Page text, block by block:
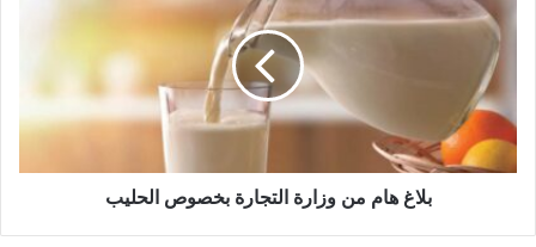
بلاغ هام من وزارة التجارة بخصوص الحليب